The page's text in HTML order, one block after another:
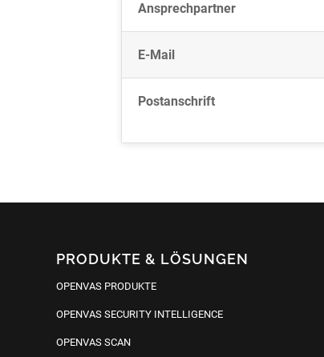
Ansprechpartner
E-Mail
Postanschrift
PRODUKTE & LÖSUNGEN
OPENVAS PRODUKTE
OPENVAS SECURITY INTELLIGENCE
OPENVAS SCAN